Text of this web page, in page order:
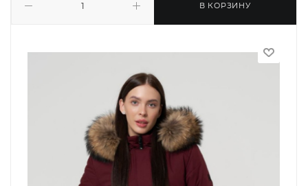
В КОРЗИНУ